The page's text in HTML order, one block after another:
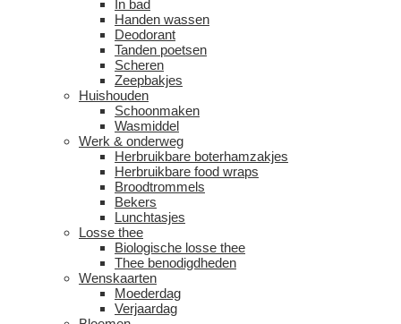
In bad
Handen wassen
Deodorant
Tanden poetsen
Scheren
Zeepbakjes
Huishouden
Schoonmaken
Wasmiddel
Werk & onderweg
Herbruikbare boterhamzakjes
Herbruikbare food wraps
Broodtrommels
Bekers
Lunchtasjes
Losse thee
Biologische losse thee
Thee benodigdheden
Wenskaarten
Moederdag
Verjaardag